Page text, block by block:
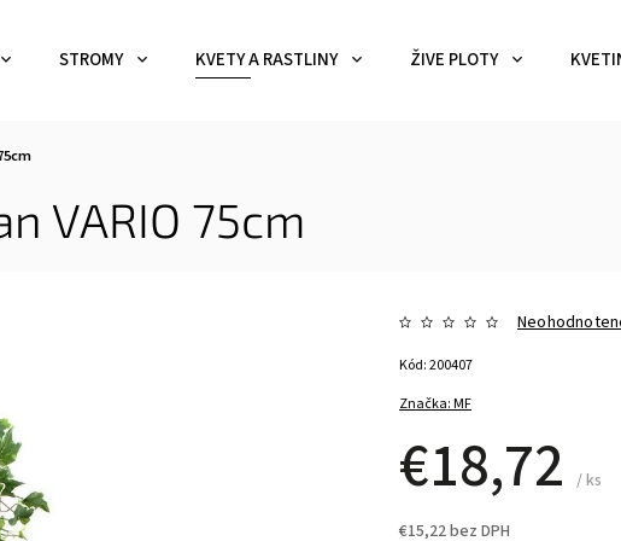
STROMY KVETY A RASTLINY ŽIVE PLOTY
VARIO 75cm
Značka:MF
€18,72/ ks
€15,22 bez DPH
Kód:200407